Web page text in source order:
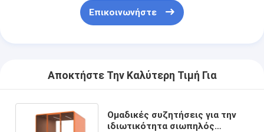
Επικοινωνήστε
Αποκτήστε Την Καλύτερη Τιμή Για
Ομαδικές συζητήσεις για την
ιδιωτικότητα σιωπηλός